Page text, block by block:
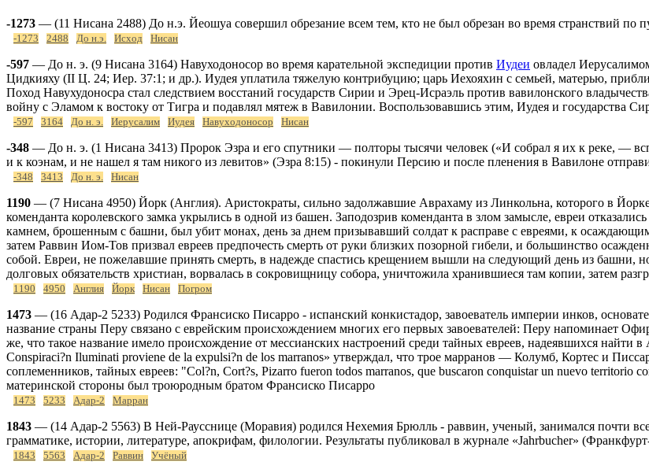
-1273 — (11 Нисана 2488) До н.э. Йеошуа совершил обрезание всем тем, кто не был обрезан во время странствий по
-1273 2488 До н.э. Исход Нисан
-597 — До н. э. (9 Нисана 3164) Навуходоносор во время карательной экспедиции против Иудеи овладел
Цидкияху (II Ц. 24; Иер. 37:1; и др.). Иудея уплатила тяжелую контрибуцию; царь Иехояхин с семьей, матерью,
Поход Навухудоносра стал следствием восстаний государств Сирии и Эрец-Исраэль против вавилонского
войну с Эламом к востоку от Тигра и подавлял мятеж в Вавилонии. Воспользовавшись этим, Иудея и государства
-597 3164 До н. э. Иерусалим Иудея Навуходоносор Нисан
-348 — До н. э. (1 Нисана 3413) Пророк Эзра и его спутники — полторы тысячи человек («И собрал я их к реке, —
и к коэнам, и не нашел я там никого из левитов» (Эзра 8:15) - покинули Персию и после пленения в Вавилоне
-348 3413 До н. э. Нисан
1190 — (7 Нисана 4950) Йорк (Англия). Аристократы, сильно задолжавшие Аврахаму из Линкольна, которого в
коменданта королевского замка укрылись в одной из башен. Заподозрив коменданта в злом замысле, евреи
камнем, брошенным с башни, был убит монах, день за днем призывавший солдат к расправе с евреями, к
затем Раввин Иом-Тов призвал евреев предпочесть смерть от руки близких позорной гибели, и большинство
собой. Евреи, не пожелавшие принять смерть, в надежде спастись крещением вышли на следующий день из башни,
долговых обязательств христиан, ворвалась в сокровищницу собора, уничтожила хранившиеся там копии, затем
1190 4950 Англия Йорк Нисан Погром
1473 — (16 Адар-2 5233) Родился Франсиско Писарро - испанский конкистадор, завоеватель империи инков,
название страны Перу связано с еврейским происхождением многих его первых завоевателей: Перу напоминает
же, что такое название имело происхождение от мессианских настроений среди тайных евреев, надеявшихся
Conspiraci?n Iluminati proviene de la expulsi?n de los marranos» утверждал, что трое марранов — Колумб, Кортес и
соплеменников, тайных евреев: "Col?n, Cort?s, Pizarro fueron todos marranos, que buscaron conquistar un nuevo territorio
материнской стороны был троюродным братом Франсиско Писарро
1473 5233 Адар-2 Марран
1843 — (14 Адар-2 5563) В Ней-Раусснице (Моравия) родился Нехемия Брюлль - раввин, ученый, занимался почти
грамматике, истории, литературе, апокрифам, филологии. Результаты публиковал в журнале «Jahrbucher»
1843 5563 Адар-2 Раввин Учёный